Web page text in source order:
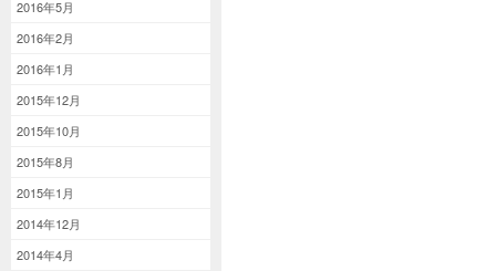
2016年5月
2016年2月
2016年1月
2015年12月
2015年10月
2015年8月
2015年1月
2014年12月
2014年4月